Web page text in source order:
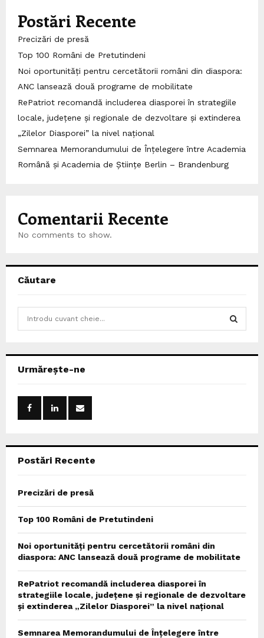
Postări Recente
Precizări de presă
Top 100 Români de Pretutindeni
Noi oportunități pentru cercetătorii români din diaspora:
ANC lansează două programe de mobilitate
RePatriot recomandă includerea diasporei în strategiile
locale, județene și regionale de dezvoltare și extinderea
„Zilelor Diasporei” la nivel național
Semnarea Memorandumului de Înțelegere între Academia
Română și Academia de Științe Berlin – Brandenburg
Comentarii Recente
No comments to show.
Căutare
h
Urmărește-ne
Postări Recente
Precizări de presă
Top 100 Români de Pretutindeni
Noi oportunități pentru cercetătorii români din
diaspora: ANC lansează două programe de mobilitate
RePatriot recomandă includerea diasporei în
strategiile locale, județene și regionale de dezvoltare
și extinderea „Zilelor Diasporei” la nivel național
Semnarea Memorandumului de Înțelegere între